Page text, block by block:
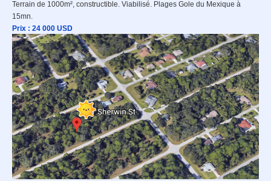
Terrain de 1000m², constructible. Viabilisé. Plages Gole du Mexique à
15mn.
Prix : 24 000 USD